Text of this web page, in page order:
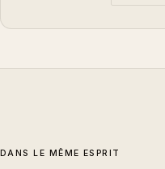
DANS LE MÊME ESPRIT